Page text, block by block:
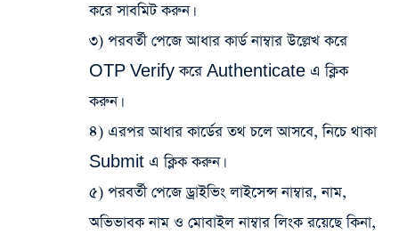
করে সাবমিট করুন।
৩) পরবর্তী পেজে আধার কার্ড নাম্বার উল্লেখ করে
OTP Verify করে Authenticate এ ক্লিক
করুন।
৪) এরপর আধার কার্ডের তথ চলে আসবে, নিচে থাকা
Submit এ ক্লিক করুন।
৫) পরবর্তী পেজে ড্রাইভিং লাইসেন্স নাম্বার, নাম,
অভিভাবক নাম ও মোবাইল নাম্বার লিংক রয়েছে কিনা,